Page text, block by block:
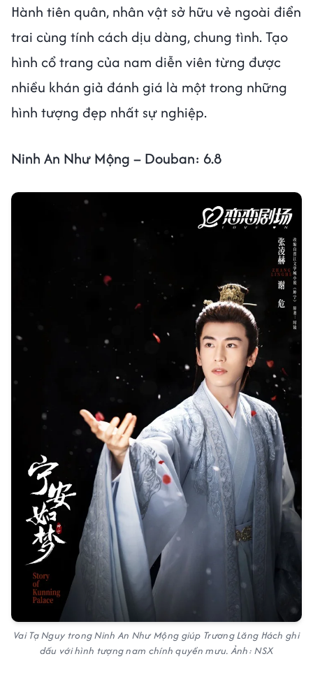
Hành tiên quân, nhân vật sở hữu vẻ ngoài điển
trai cùng tính cách dịu dàng, chung tình. Tạo
hình cổ trang của nam diễn viên từng được
nhiều khán giả đánh giá là một trong những
hình tượng đẹp nhất sự nghiệp.
Ninh An Như Mộng – Douban: 6.8
Vai Tạ Nguy trong Ninh An Như Mộng giúp Trương Lăng Hách ghi
dấu với hình tượng nam chính quyền mưu. Ảnh: NSX